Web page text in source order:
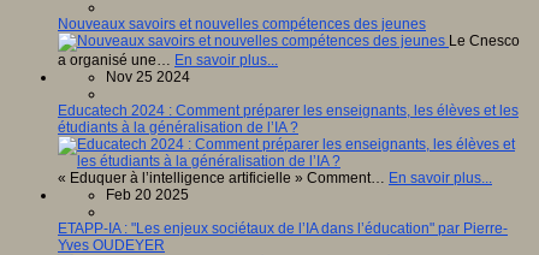
Nouveaux savoirs et nouvelles compétences des jeunes
Le Cnesco
a organisé une… En savoir plus...
Nov 25 2024
Educatech 2024 : Comment préparer les enseignants, les élèves et les
étudiants à la généralisation de l’IA ?
« Eduquer à l’intelligence artificielle » Comment… En savoir plus...
Feb 20 2025
ETAPP-IA : "Les enjeux sociétaux de l’IA dans l’éducation" par Pierre-
Yves OUDEYER